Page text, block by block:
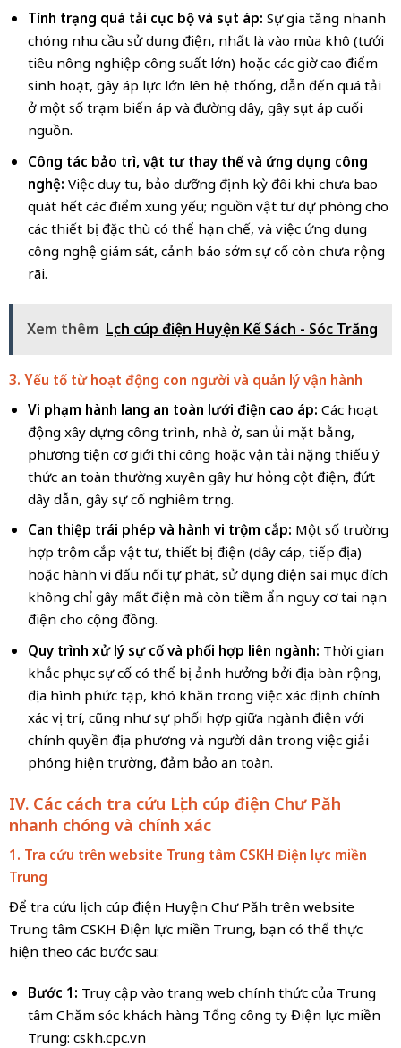
Tình trạng quá tải cục bộ và sụt áp: Sự gia tăng nhanh
chóng nhu cầu sử dụng điện, nhất là vào mùa khô (tưới
tiêu nông nghiệp công suất lớn) hoặc các giờ cao điểm
sinh hoạt, gây áp lực lớn lên hệ thống, dẫn đến quá tải
ở một số trạm biến áp và đường dây, gây sụt áp cuối
nguồn.
Công tác bảo trì, vật tư thay thế và ứng dụng công
nghệ: Việc duy tu, bảo dưỡng định kỳ đôi khi chưa bao
quát hết các điểm xung yếu; nguồn vật tư dự phòng cho
các thiết bị đặc thù có thể hạn chế, và việc ứng dụng
công nghệ giám sát, cảnh báo sớm sự cố còn chưa rộng
rãi.
Xem thêm Lịch cúp điện Huyện Kế Sách - Sóc Trăng
3. Yếu tố từ hoạt động con người và quản lý vận hành
Vi phạm hành lang an toàn lưới điện cao áp: Các hoạt
động xây dựng công trình, nhà ở, san ủi mặt bằng,
phương tiện cơ giới thi công hoặc vận tải nặng thiếu ý
thức an toàn thường xuyên gây hư hỏng cột điện, đứt
dây dẫn, gây sự cố nghiêm trọng.
Can thiệp trái phép và hành vi trộm cắp: Một số trường
hợp trộm cắp vật tư, thiết bị điện (dây cáp, tiếp địa)
hoặc hành vi đấu nối tự phát, sử dụng điện sai mục đích
không chỉ gây mất điện mà còn tiềm ẩn nguy cơ tai nạn
điện cho cộng đồng.
Quy trình xử lý sự cố và phối hợp liên ngành: Thời gian
khắc phục sự cố có thể bị ảnh hưởng bởi địa bàn rộng,
địa hình phức tạp, khó khăn trong việc xác định chính
xác vị trí, cũng như sự phối hợp giữa ngành điện với
chính quyền địa phương và người dân trong việc giải
phóng hiện trường, đảm bảo an toàn.
IV. Các cách tra cứu Lịch cúp điện Chư Păh
nhanh chóng và chính xác
1. Tra cứu trên website Trung tâm CSKH Điện lực miền
Trung
Để tra cứu lịch cúp điện Huyện Chư Păh trên website
Trung tâm CSKH Điện lực miền Trung, bạn có thể thực
hiện theo các bước sau:
Bước 1: Truy cập vào trang web chính thức của Trung
tâm Chăm sóc khách hàng Tổng công ty Điện lực miền
Trung: cskh.cpc.vn